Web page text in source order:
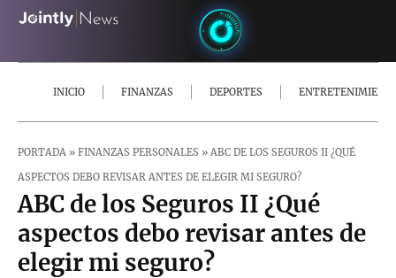
INICIO FINANZAS DEPORTES
PORTADA » FINANZAS PERSONALES » ABC DE LOS SEGUROS II ¿QUÉ
ASPECTOS DEBO REVISAR ANTES DE ELEGIR MI SEGURO?
ABC de los Seguros II ¿Qué
aspectos debo revisar antes de
elegir mi seguro?